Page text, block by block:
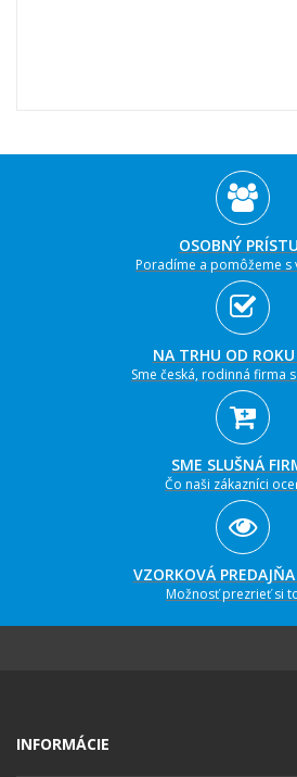
OSOBNÝ
Poradíme a pomôžeme s
NA TRHU OD
Sme česká, rodinná firma
SME SLUŠNÁ
Čo naši zákazníci
VZORKOVÁ
Možnosť prezrieť si
INFORMÁCIE